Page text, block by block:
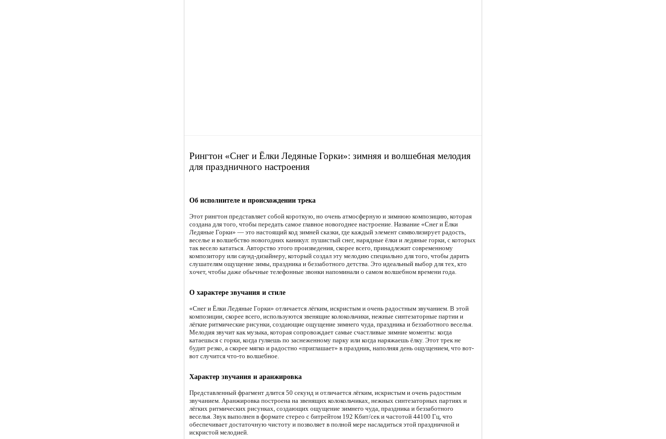
Рингтон «Снег и Ёлки Ледяные Горки»: зимняя и волшебная мелодия
для праздничного настроения
Об исполнителе и происхождении трека
Этот рингтон представляет собой короткую, но очень атмосферную и зимнюю композицию, которая
создана для того, чтобы передать самое главное новогоднее настроение. Название «Снег и Ёлки
Ледяные Горки» — это настоящий код зимней сказки, где каждый элемент символизирует радость,
веселье и волшебство новогодних каникул: пушистый снег, нарядные ёлки и ледяные горки, с которых
так весело кататься. Авторство этого произведения, скорее всего, принадлежит современному
композитору или саунд-дизайнеру, который создал эту мелодию специально для того, чтобы дарить
слушателям ощущение зимы, праздника и беззаботного детства. Это идеальный выбор для тех, кто
хочет, чтобы даже обычные телефонные звонки напоминали о самом волшебном времени года.
О характере звучания и стиле
«Снег и Ёлки Ледяные Горки» отличается лёгким, искристым и очень радостным звучанием. В этой
композиции, скорее всего, используются звенящие колокольчики, нежные синтезаторные партии и
лёгкие ритмические рисунки, создающие ощущение зимнего чуда, праздника и беззаботного веселья.
Мелодия звучит как музыка, которая сопровождает самые счастливые зимние моменты: когда
катаешься с горки, когда гуляешь по заснеженному парку или когда наряжаешь ёлку. Этот трек не
будит резко, а скорее мягко и радостно «приглашает» в праздник, наполняя день ощущением, что вот-
вот случится что-то волшебное.
Характер звучания и аранжировка
Представленный фрагмент длится 50 секунд и отличается лёгким, искристым и очень радостным
звучанием. Аранжировка построена на звенящих колокольчиках, нежных синтезаторных партиях и
лёгких ритмических рисунках, создающих ощущение зимнего чуда, праздника и беззаботного
веселья. Звук выполнен в формате стерео с битрейтом 192 Кбит/сек и частотой 44100 Гц, что
обеспечивает достаточную чистоту и позволяет в полной мере насладиться этой праздничной и
искристой мелодией.